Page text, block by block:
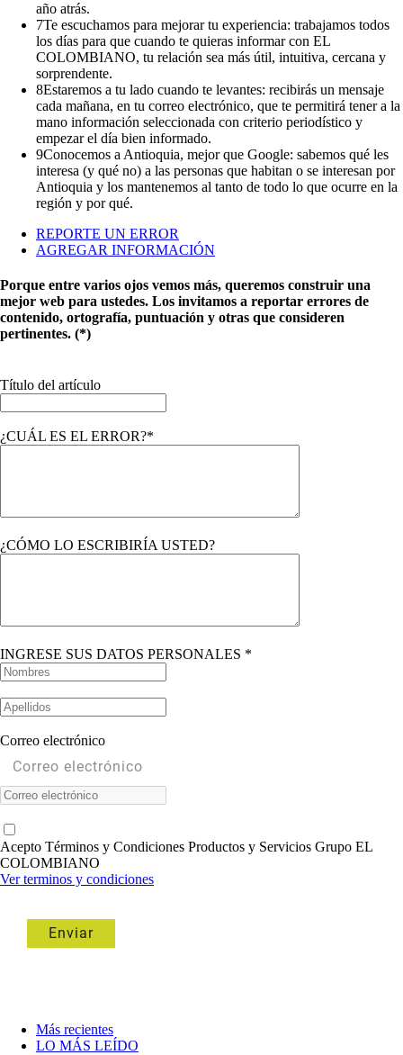
año atrás.
7Te escuchamos para mejorar tu experiencia: trabajamos todos
los días para que cuando te quieras informar con EL
COLOMBIANO, tu relación sea más útil, intuitiva, cercana y
sorprendente.
8Estaremos a tu lado cuando te levantes: recibirás un mensaje
cada mañana, en tu correo electrónico, que te permitirá tener a la
mano información seleccionada con criterio periodístico y
empezar el día bien informado.
9Conocemos a Antioquia, mejor que Google: sabemos qué les
interesa (y qué no) a las personas que habitan o se interesan por
Antioquia y los mantenemos al tanto de todo lo que ocurre en la
región y por qué.
REPORTE UN ERROR
AGREGAR INFORMACIÓN
Porque entre varios ojos vemos más, queremos construir una
mejor web para ustedes. Los invitamos a reportar errores de
contenido, ortografía, puntuación y otras que consideren
pertinentes. (*)
Título del artículo
¿CUÁL ES EL ERROR?*
¿CÓMO LO ESCRIBIRÍA USTED?
INGRESE SUS DATOS PERSONALES *
Correo electrónico
Acepto Términos y Condiciones Productos y Servicios Grupo EL
COLOMBIANO
Ver terminos y condiciones
Más recientes
LO MÁS LEÍDO